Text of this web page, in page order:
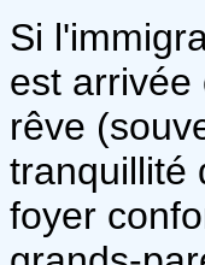
Si
est arrivée
rêve
tranquillité
foyer